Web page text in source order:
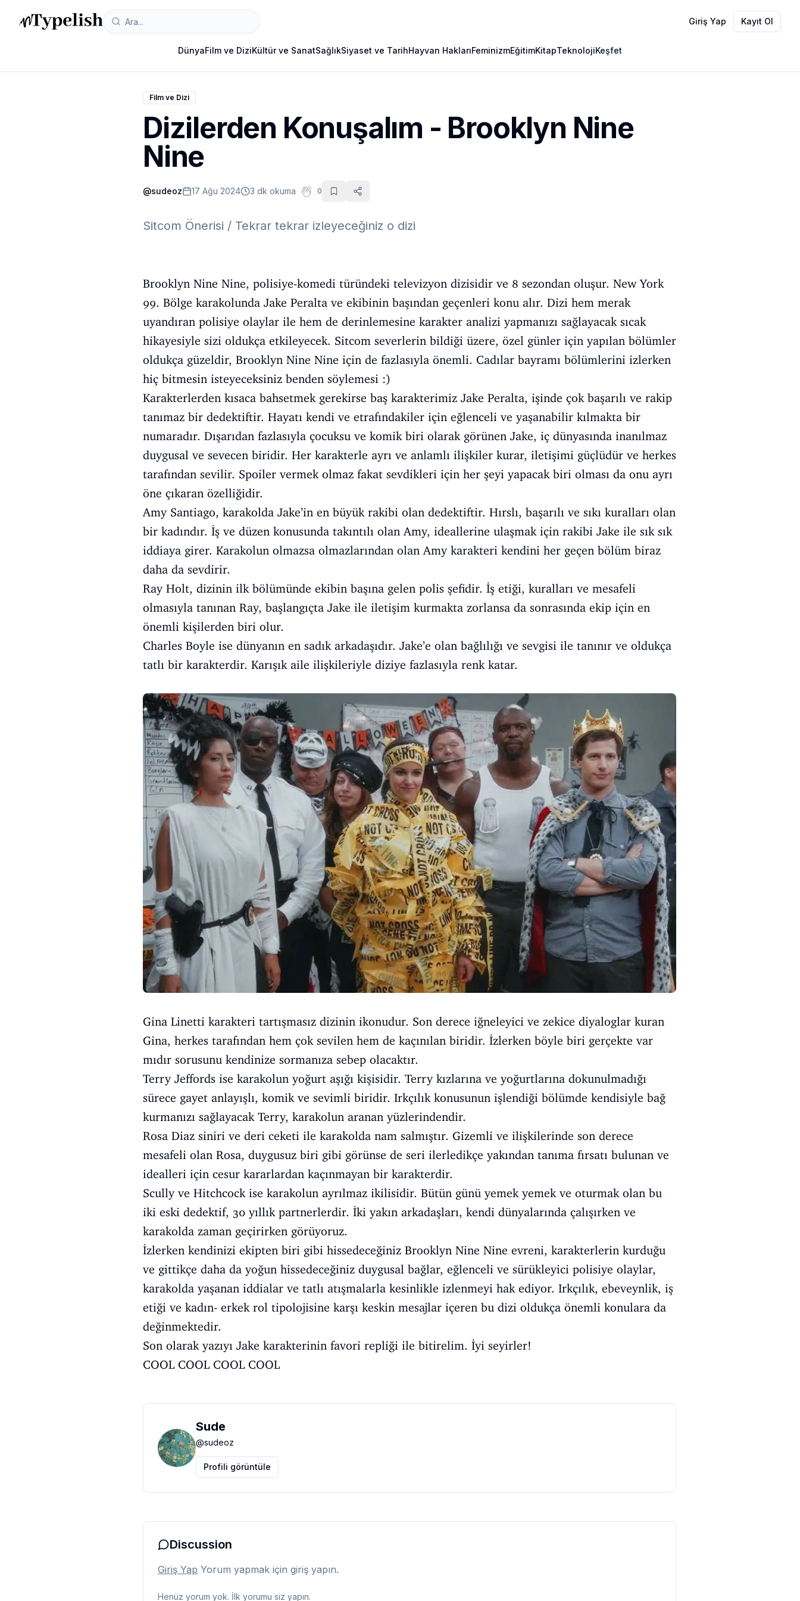
Giriş Yap Kayıt Ol
DünyaFilm ve DiziKültür ve SanatSağlıkSiyaset ve TarihHayvan HaklarıFeminizmEğitimKitapTeknolojiKeşfet
Film ve Dizi
Dizilerden Konuşalım - Brooklyn Nine
Nine
@sudeoz 17 Ağu 2024 3 dk okuma 0
Sitcom Önerisi / Tekrar tekrar izleyeceğiniz o dizi
Brooklyn Nine Nine, polisiye-komedi türündeki televizyon dizisidir ve 8 sezondan oluşur. New York
99. Bölge karakolunda Jake Peralta ve ekibinin başından geçenleri konu alır. Dizi hem merak
uyandıran polisiye olaylar ile hem de derinlemesine karakter analizi yapmanızı sağlayacak sıcak
hikayesiyle sizi oldukça etkileyecek. Sitcom severlerin bildiği üzere, özel günler için yapılan bölümler
oldukça güzeldir, Brooklyn Nine Nine için de fazlasıyla önemli. Cadılar bayramı bölümlerini izlerken
hiç bitmesin isteyeceksiniz benden söylemesi :)
Karakterlerden kısaca bahsetmek gerekirse baş karakterimiz Jake Peralta, işinde çok başarılı ve rakip
tanımaz bir dedektiftir. Hayatı kendi ve etrafındakiler için eğlenceli ve yaşanabilir kılmakta bir
numaradır. Dışarıdan fazlasıyla çocuksu ve komik biri olarak görünen Jake, iç dünyasında inanılmaz
duygusal ve sevecen biridir. Her karakterle ayrı ve anlamlı ilişkiler kurar, iletişimi güçlüdür ve herkes
tarafından sevilir. Spoiler vermek olmaz fakat sevdikleri için her şeyi yapacak biri olması da onu ayrı
öne çıkaran özelliğidir.
Amy Santiago, karakolda Jake’in en büyük rakibi olan dedektiftir. Hırslı, başarılı ve sıkı kuralları olan
bir kadındır. İş ve düzen konusunda takıntılı olan Amy, ideallerine ulaşmak için rakibi Jake ile sık sık
iddiaya girer. Karakolun olmazsa olmazlarından olan Amy karakteri kendini her geçen bölüm biraz
daha da sevdirir.
Ray Holt, dizinin ilk bölümünde ekibin başına gelen polis şefidir. İş etiği, kuralları ve mesafeli
olmasıyla tanınan Ray, başlangıçta Jake ile iletişim kurmakta zorlansa da sonrasında ekip için en
önemli kişilerden biri olur.
Charles Boyle ise dünyanın en sadık arkadaşıdır. Jake’e olan bağlılığı ve sevgisi ile tanınır ve oldukça
tatlı bir karakterdir. Karışık aile ilişkileriyle diziye fazlasıyla renk katar.
Gina Linetti karakteri tartışmasız dizinin ikonudur. Son derece iğneleyici ve zekice diyaloglar kuran
Gina, herkes tarafından hem çok sevilen hem de kaçınılan biridir. İzlerken böyle biri gerçekte var
mıdır sorusunu kendinize sormanıza sebep olacaktır.
Terry Jeffords ise karakolun yoğurt aşığı kişisidir. Terry kızlarına ve yoğurtlarına dokunulmadığı
sürece gayet anlayışlı, komik ve sevimli biridir. Irkçılık konusunun işlendiği bölümde kendisiyle bağ
kurmanızı sağlayacak Terry, karakolun aranan yüzlerindendir.
Rosa Diaz siniri ve deri ceketi ile karakolda nam salmıştır. Gizemli ve ilişkilerinde son derece
mesafeli olan Rosa, duygusuz biri gibi görünse de seri ilerledikçe yakından tanıma fırsatı bulunan ve
idealleri için cesur kararlardan kaçınmayan bir karakterdir.
Scully ve Hitchcock ise karakolun ayrılmaz ikilisidir. Bütün günü yemek yemek ve oturmak olan bu
iki eski dedektif, 30 yıllık partnerlerdir. İki yakın arkadaşları, kendi dünyalarında çalışırken ve
karakolda zaman geçirirken görüyoruz.
İzlerken kendinizi ekipten biri gibi hissedeceğiniz Brooklyn Nine Nine evreni, karakterlerin kurduğu
ve gittikçe daha da yoğun hissedeceğiniz duygusal bağlar, eğlenceli ve sürükleyici polisiye olaylar,
karakolda yaşanan iddialar ve tatlı atışmalarla kesinlikle izlenmeyi hak ediyor. Irkçılık, ebeveynlik, iş
etiği ve kadın- erkek rol tipolojisine karşı keskin mesajlar içeren bu dizi oldukça önemli konulara da
değinmektedir.
Son olarak yazıyı Jake karakterinin favori repliği ile bitirelim. İyi seyirler!
COOL COOL COOL COOL
Sude
@sudeoz
Profili görüntüle
Discussion
Giriş Yap Yorum yapmak için giriş yapın.
Henüz yorum yok. İlk yorumu siz yapın.